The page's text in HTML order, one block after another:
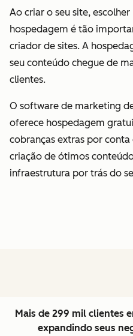
Ao criar o seu site,
hospedagem é tão
criador de sites. A
seu conteúdo chegue de
clientes.
O software de marketing
oferece hospedagem
cobranças extras por conta
criação de ótimos
infraestrutura por trás do
Mais de 299 mil clientes
expandindo seus